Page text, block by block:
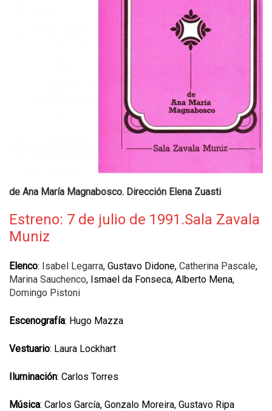
de Ana María Magnabosco. Dirección Elena Zuasti
Estreno: 7 de julio de 1991.Sala Zavala
Muniz
Elenco: Isabel Legarra, Gustavo Didone, Catherina Pascale,
Marina Sauchenco, Ismael da Fonseca, Alberto Mena,
Domingo Pistoni
Escenografía: Hugo Mazza
Vestuario: Laura Lockhart
Iluminación: Carlos Torres
Música: Carlos García, Gonzalo Moreira, Gustavo Ripa